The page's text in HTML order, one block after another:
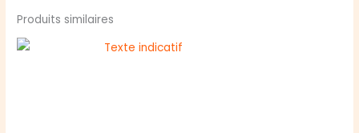
Produits similaires